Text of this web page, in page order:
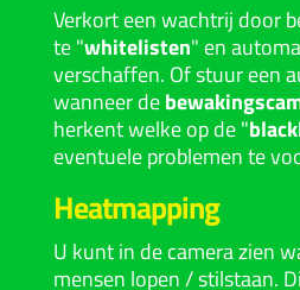
Verkort een wachtrij door
te "whitelisten" en
verschaffen. Of stuur een
wanneer de
herkent welke op de "
eventuele problemen te
Heatmapping
U kunt in de camera zien
mensen lopen / stilstaan.